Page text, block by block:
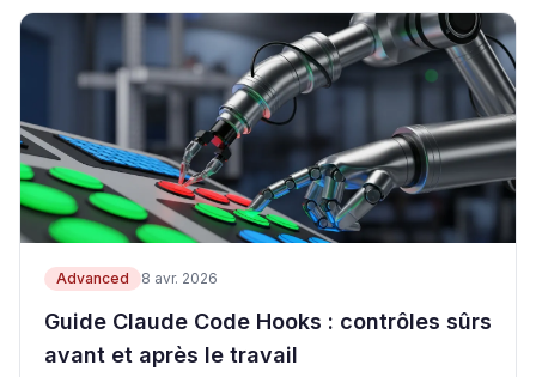
Advanced 8 avr. 2026
Guide Claude Code Hooks : contrôles sûrs
avant et après le travail